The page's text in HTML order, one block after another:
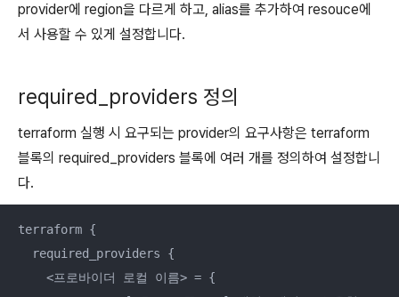
provider에 region을 다르게 하고, alias를 추가하여 resouce에
서 사용할 수 있게 설정합니다.
required_providers 정의
terraform 실행 시 요구되는 provider의 요구사항은 terraform
블록의 required_providers 블록에 여러 개를 정의하여 설정합니
다.
terraform {
  required_providers {
    <프로바이더 로컬 이름> = {